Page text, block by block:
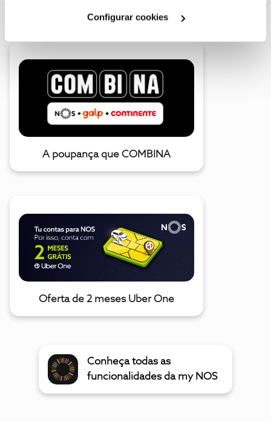
Configurar cookies
A poupança que COMBINA
Oferta de 2 meses Uber One
Conheça todas as
funcionalidades da my NOS